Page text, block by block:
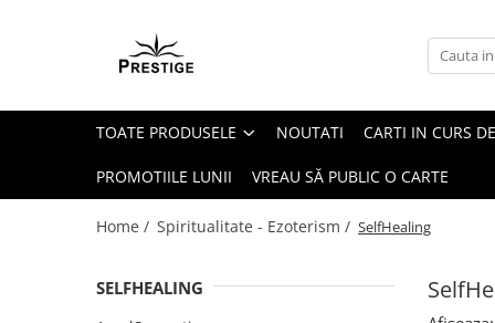
Toate Produsele
Pachete Speciale Carti
Spiritualitate - Ezoterism
AngelConnection
TOATE PRODUSELE NOUTATI CARTI IN CURS
PROMOTIILE LUNII VREAU SĂ PUBLIC O CARTE
Home / Spiritualitate - Ezoterism / SelfHealing
SELFHEALING